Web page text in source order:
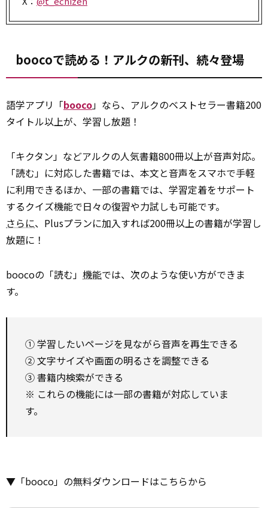
boocoで読める！アルクの新刊、続々登場
語学アプリ「booco」なら、アルクのベストセラー書籍200
タイトル以上が、学習し放題！
「キクタン」などアルクの人気書籍800冊以上が音声対応。
「読む」に対応した書籍では、本文と音声をスマホで手軽
に利用できるほか、一部の書籍では、学習定着をサポート
するクイズ機能で日々の復習や力試しも可能です。
さらに、Plusプランに加入すれば200冊以上の書籍が学習し
放題に！
boocoの「読む」 機能では、次のような使い方ができま
す。
① 学習したいページを見ながら音声を再生できる
② 文字サイズや画面の明るさを調整できる
③ 書籍内検索ができる
※ これらの機能には一部の書籍が対応していま
す。
▼「booco」の無料ダウンロードはこちらから